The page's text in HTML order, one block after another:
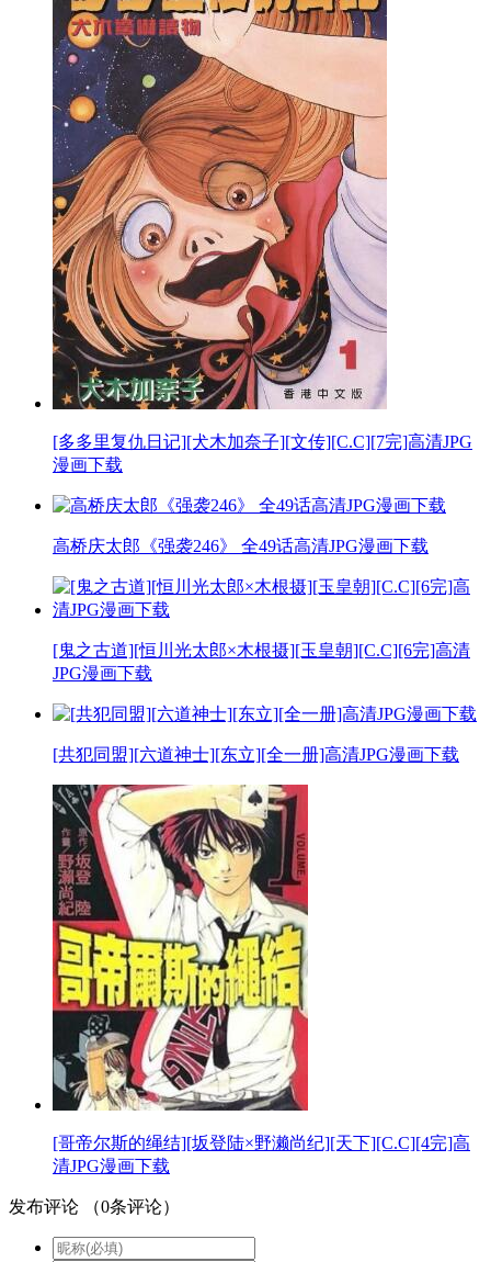
[多多里复仇日记][犬木加奈子][文传][C.C][7完]高清JPG
漫画下载
高桥庆太郎《强袭246》 全49话高清JPG漫画下载
[鬼之古道][恒川光太郎×木根摄][玉皇朝][C.C][6完]高清
JPG漫画下载
[共犯同盟][六道神士][东立][全一册]高清JPG漫画下载
[哥帝尔斯的绳结][坂登陆×野濑尚纪][天下][C.C][4完]高
清JPG漫画下载
发布评论 （0条评论）